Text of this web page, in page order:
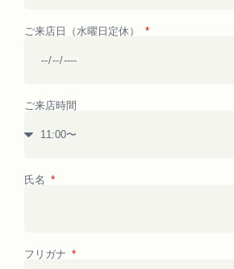
ご来店日（水曜日定休）
ご来店時間
氏名
フリガナ